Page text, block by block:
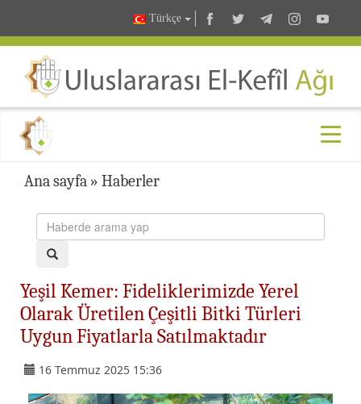
Türkçe
Ana sayfa » Haberler
Yeşil Kemer: Fideliklerimizde Yerel
Olarak Üretilen Çeşitli Bitki Türleri
Uygun Fiyatlarla Satılmaktadır
16 Temmuz 2025 15:36